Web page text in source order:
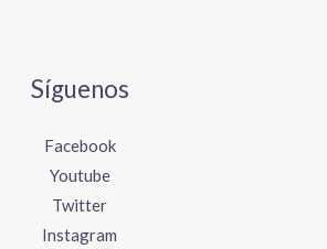
Síguenos
Facebook
Youtube
Twitter
Instagram